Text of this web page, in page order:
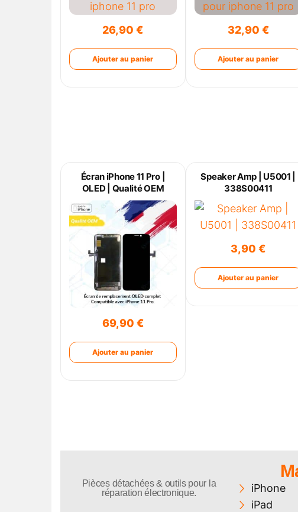
26,90€
Ajouter au panier
32,90 €
Ajouter au panier
Écran iPhone 11 Pro |
OLED | Qualité OEM
69,90 €
Ajouter au panier
Speaker Amp | U5001 |
338S00411
3,90€
Ajouter au panier
Pièces détachées & outils pour la
réparation électronique.
iPhone
iPad